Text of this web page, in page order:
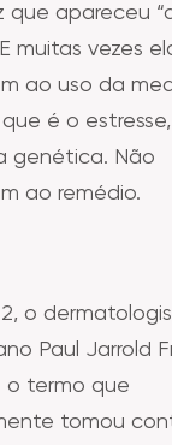
que apareceu
muitas vezes
ao uso da
é o
genética. Não
ao remédio.
o
Paul Jarrold
o termo que
tomou